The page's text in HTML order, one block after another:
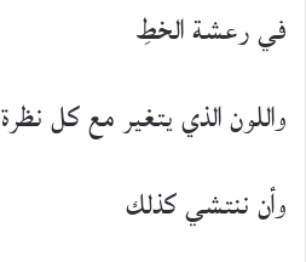
في رعشة الخطِ
واللون الذي يتغير مع كل نظرة
وأن ننتشي كذلك